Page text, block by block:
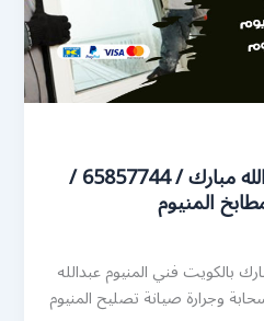
رقم صيانة المنيوم عبدالله مبارك / 65857744 /
المنيوم
بالكويت فني المنيوم عبدالله
وجرارة صيانة تصليح المنيوم